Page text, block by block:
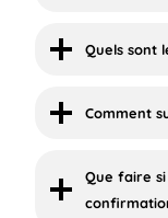
Quels sont
Comment
Que faire si